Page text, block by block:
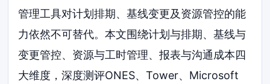
管理工具对计划排期、基线变更及资源管控的能
力依然不可替代。本文围绕计划与排期、基线与
变更管控、资源与工时管理、报表与沟通成本四
大维度，深度测评ONES、Tower、Microsoft